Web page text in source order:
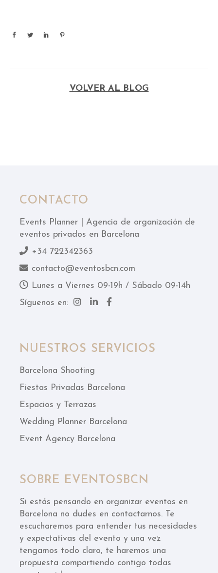
VOLVER AL BLOG
CONTACTO
Events Planner | Agencia de organización de
eventos privados en Barcelona
+34 722342363
contacto@eventosbcn.com
Lunes a Viernes 09-19h / Sábado 09-14h
Síguenos en:
NUESTROS SERVICIOS
Barcelona Shooting
Fiestas Privadas Barcelona
Espacios y Terrazas
Wedding Planner Barcelona
Event Agency Barcelona
SOBRE EVENTOSBCN
Si estás pensando en organizar eventos en
Barcelona no dudes en contactarnos. Te
escucharemos para entender tus necesidades
y expectativas del evento y una vez
tengamos todo claro, te haremos una
propuesta compartiendo contigo todas